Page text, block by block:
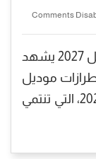
Comments
سعر ومواصفات ام جى ار اكس 9 موديل 2027 يشهد
موديل
2027، ومن بينها إم جي RX9 موديل 2027، التي تنتمي